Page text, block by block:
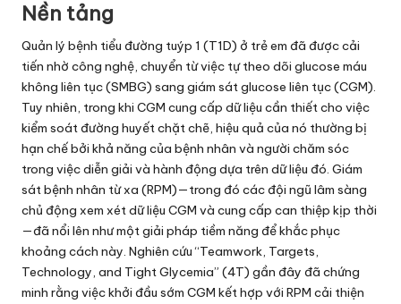
Nền tảng
Quản lý bệnh tiểu đường tuýp 1 (T1D) ở trẻ em đã được cải
tiến nhờ công nghệ, chuyển từ việc tự theo dõi glucose máu
không liên tục (SMBG) sang giám sát glucose liên tục (CGM).
Tuy nhiên, trong khi CGM cung cấp dữ liệu cần thiết cho việc
kiểm soát đường huyết chặt chẽ, hiệu quả của nó thường bị
hạn chế bởi khả năng của bệnh nhân và người chăm sóc
trong việc diễn giải và hành động dựa trên dữ liệu đó. Giám
sát bệnh nhân từ xa (RPM)—trong đó các đội ngũ lâm sàng
chủ động xem xét dữ liệu CGM và cung cấp can thiệp kịp thời
—đã nổi lên như một giải pháp tiềm năng để khắc phục
khoảng cách này. Nghiên cứu “Teamwork, Targets,
Technology, and Tight Glycemia” (4T) gần đây đã chứng
minh rằng việc khởi đầu sớm CGM kết hợp với RPM cải thiện